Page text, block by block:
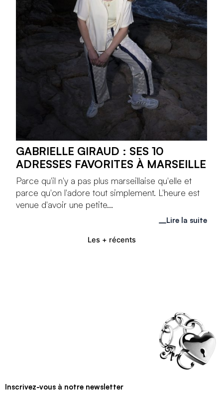
Les + récents
GABRIELLE GIRAUD : SES 10
ADRESSES FAVORITES À MARSEILLE
Parce qu'il n'y a pas plus marseillaise qu'elle et
parce qu'on l'adore tout simplement. L'heure est
venue d'avoir une petite...
Lire la suite
Inscrivez-vous à notre newsletter